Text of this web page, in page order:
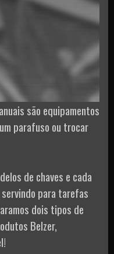
são equipamentos
parafuso ou trocar
de chaves e cada
para tarefas
dois tipos de
Belzer,